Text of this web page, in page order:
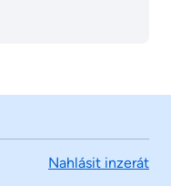
Nahlásit inzerát